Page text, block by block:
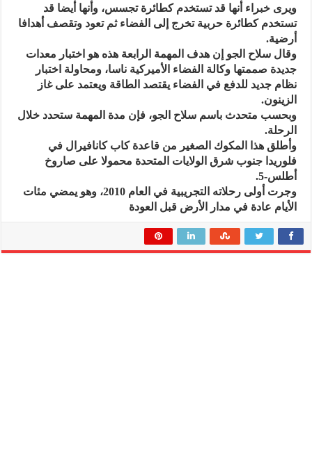
ويرى خبراء أنها قد تستخدم كطائرة تجسس، وأنها أيضا قد
تستخدم كطائرة حربية تخرج إلى الفضاء ثم تعود وتقصف أهدافا
أرضية.
وقال سلاح الجو إن هدف المهمة الرابعة هذه هو اختبار معدات
جديدة صممتها وكالة الفضاء الأميركية ناسا، ومحاولة اختبار
نظام جديد للدفع في الفضاء يقتصد الطاقة ويعتمد على غاز
الزينون.
وبحسب متحدث باسم سلاح الجو، فإن مدة المهمة ستحدد خلال
الرحلة.
وأطلق هذا المكوك الصغير من قاعدة كاب كانافيرال في
فلوريدا جنوب شرق الولايات المتحدة محمولا على صاروخ
أطلس-5.
وجرت أولى رحلاته التجريبية في العام 2010، وهو يمضي مئات
الأيام عادة في مدار الأرض قبل العودة